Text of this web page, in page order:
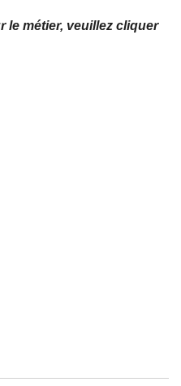
métier, veuillez cliquer